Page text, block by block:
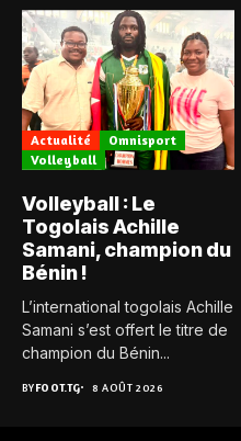
Actualité
Omnisport
Volleyball
Volleyball : Le
Togolais Achille
Samani, champion du
Bénin !
L’international togolais Achille
Samani s’est offert le titre de
champion du Bénin...
BYFOOT.TG 8 AOÛT 2026